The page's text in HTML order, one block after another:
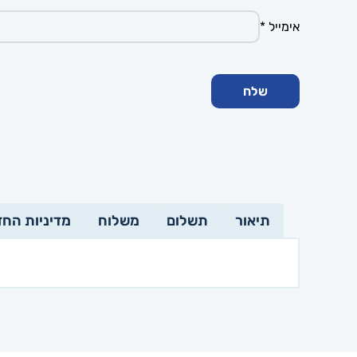
אימייל *
תיאור תשלום משלוח מדיניות